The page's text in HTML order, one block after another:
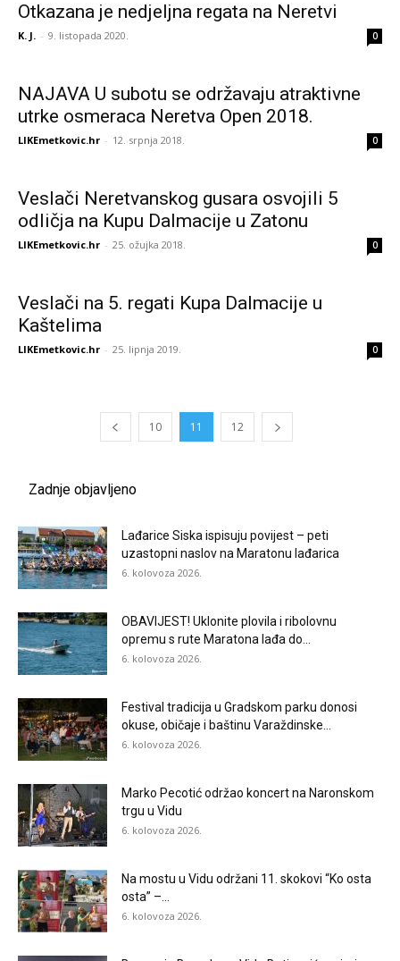
Otkazana je nedjeljna regata na Neretvi
K. J. - 9. listopada 2020. 0
NAJAVA U subotu se održavaju atraktivne
utrke osmeraca Neretva Open 2018.
LIKEmetkovic.hr - 12. srpnja 2018. 0
Veslači Neretvanskog gusara osvojili 5
odličja na Kupu Dalmacije u Zatonu
LIKEmetkovic.hr - 25. ožujka 2018. 0
Veslači na 5. regati Kupa Dalmacije u
Kaštelima
LIKEmetkovic.hr - 25. lipnja 2019. 0
10 11 12
Zadnje objavljeno
Lađarice Siska ispisuju povijest – peti
uzastopni naslov na Maratonu lađarica
6. kolovoza 2026.
OBAVIJEST! Uklonite plovila i ribolovnu
opremu s rute Maratona lađa do...
6. kolovoza 2026.
Festival tradicija u Gradskom parku donosi
okuse, običaje i baštinu Varaždinske...
6. kolovoza 2026.
Marko Pecotić održao koncert na Naronskom
trgu u Vidu
6. kolovoza 2026.
Na mostu u Vidu održani 11. skokovi “Ko osta
osta” –...
6. kolovoza 2026.